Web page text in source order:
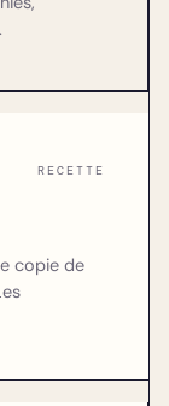
RECETTE
copie de